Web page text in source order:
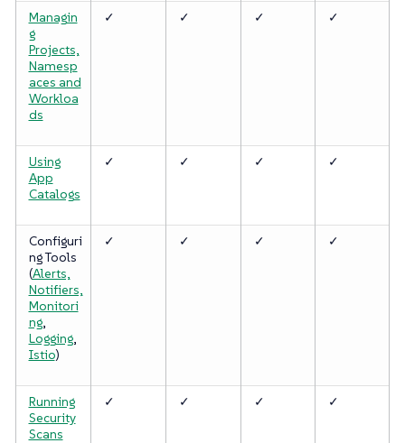
Managin
g
Projects,
Namesp
aces and
Workloa
ds
✓ ✓ ✓ ✓
Using
App
Catalogs
✓ ✓ ✓ ✓
Configuri
ng Tools
(Alerts,
Notifiers,
Monitori
ng,
Logging,
Istio)
✓ ✓ ✓ ✓
Running
Security
Scans
✓ ✓ ✓ ✓